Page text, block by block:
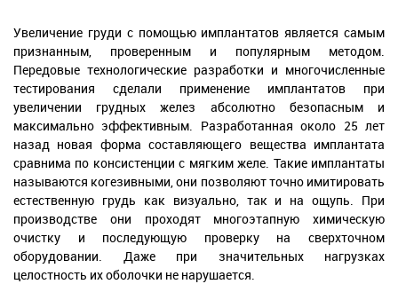
Увеличение груди с помощью имплантатов является самым
признанным, проверенным и популярным методом.
Передовые технологические разработки и многочисленные
тестирования сделали применение имплантатов при
увеличении грудных желез абсолютно безопасным и
максимально эффективным. Разработанная около 25 лет
назад новая форма составляющего вещества имплантата
сравнима по консистенции с мягким желе. Такие имплантаты
называются когезивными, они позволяют точно имитировать
естественную грудь как визуально, так и на ощупь. При
производстве они проходят многоэтапную химическую
очистку и последующую проверку на сверхточном
оборудовании. Даже при значительных нагрузках
целостность их оболочки не нарушается.